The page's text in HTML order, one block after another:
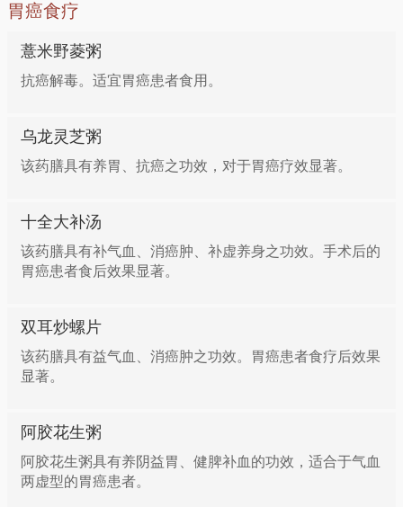
胃癌食疗
薏米野菱粥
抗癌解毒。适宜胃癌患者食用。
乌龙灵芝粥
该药膳具有养胃、抗癌之功效，对于胃癌疗效显著。
十全大补汤
该药膳具有补气血、消癌肿、补虚养身之功效。手术后的
胃癌患者食后效果显著。
双耳炒螺片
该药膳具有益气血、消癌肿之功效。胃癌患者食疗后效果
显著。
阿胶花生粥
阿胶花生粥具有养阴益胃、健脾补血的功效，适合于气血
两虚型的胃癌患者。